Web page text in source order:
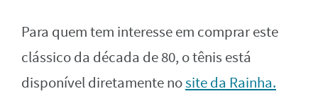
Para quem tem interesse em comprar este
clássico da década de 80, o tênis está
disponível diretamente nosite da Rainha.